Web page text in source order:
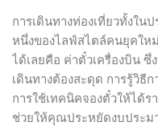
การเดินทางท่องเที่ยวทั้งใน
หนึ่งของไลฟ์สไตล์คนยุคให
ได้เลยคือ ค่าตั๋วเครื่องบิน ซึ่
เดินทางต้องสะดุด การรู้วิธี
การใช้เทคนิคจองตั๋วให้ได้
ช่วยให้คุณประหยัดงบประม